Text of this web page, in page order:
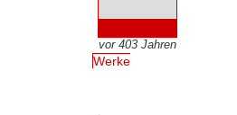
vor 403 Jahren
Werke